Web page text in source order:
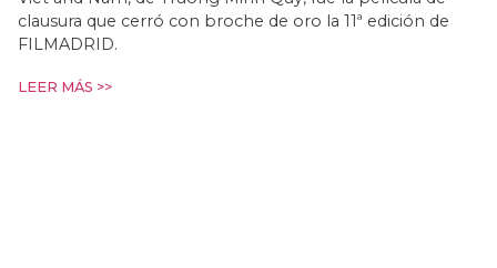
clausura que cerró con broche de oro la 11ª edición de
FILMADRID.
LEER MÁS >>